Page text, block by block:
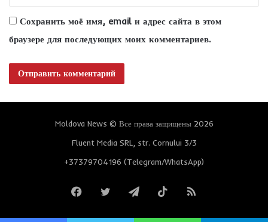
Сохранить моё имя, email и адрес сайта в этом
браузере для последующих моих комментариев.
Moldova News © Все права защищены 2026
Fluent Media SRL, str. Cornului 3/3
+37379704196 (Telegram/WhatsApp)
FacebookTwitterTelegramTikTokRSS